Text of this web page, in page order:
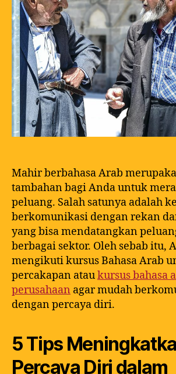
Mahir berbahasa Arab
tambahan bagi Anda untuk
peluang. Salah satunya adalah
berkomunikasi dengan rekan
yang bisa mendatangkan
berbagai sektor. Oleh sebab itu,
mengikuti kursus Bahasa Arab
percakapan ataukursus bahasa
perusahaan agar mudah
dengan percaya diri.
5 Tips
Percaya Diri dalam